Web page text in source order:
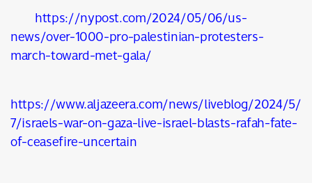
https://nypost.com/2024/05/06/us-
news/over-1000-pro-palestinian-protesters-
march-toward-met-gala/
https://www.aljazeera.com/news/liveblog/2024/5/
7/israels-war-on-gaza-live-israel-blasts-rafah-fate-
of-ceasefire-uncertain